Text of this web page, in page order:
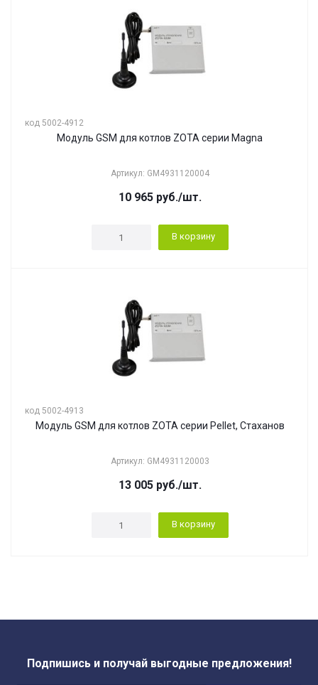
код 5002-4912
Модуль GSM для котлов ZOTA серии Magna
Артикул: GM4931120004
10 965руб./шт.
В корзину
код 5002-4913
Модуль GSM для котлов ZOTA серии Pellet, Стаханов
Артикул: GM4931120003
13 005руб./шт.
В корзину
Подпишись и получай выгодные предложения!